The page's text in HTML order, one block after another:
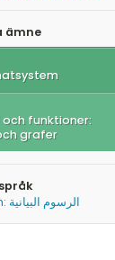
ämne
funktioner:
grafer
Arabiska Matteboken: الرسوم البيانية